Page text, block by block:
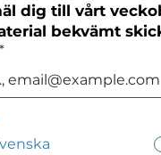
dig till vårt
bekvämt